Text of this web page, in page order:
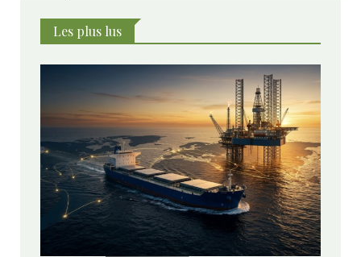
Les plus lus